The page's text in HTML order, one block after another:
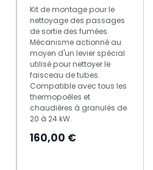
Kit de montage pour le
nettoyage des passages
de sortie des fumées.
Mécanisme actionné au
moyen d'un levier spécial
utilisé pour nettoyer le
faisceau de tubes.
Compatible avec tous les
thermopoêles et
chaudières à granulés de
20 à 24 kW.
160,00 €